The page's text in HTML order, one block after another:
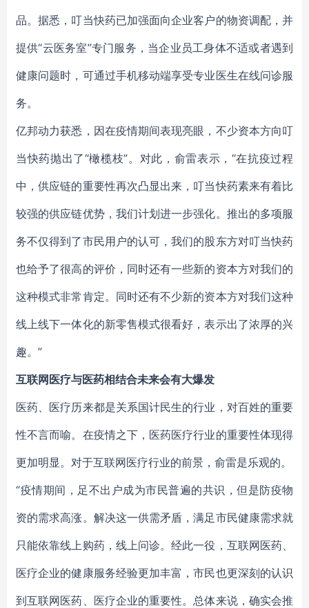
品。据悉，叮当快药已加强面向企业客户的物资调配，并
提供“云医务室”专门服务，当企业员工身体不适或者遇到
健康问题时，可通过手机移动端享受专业医生在线问诊服
务。
亿邦动力获悉，因在疫情期间表现亮眼，不少资本方向叮
当快药抛出了“橄榄枝”。对此，俞雷表示，“在抗疫过程
中，供应链的重要性再次凸显出来，叮当快药素来有着比
较强的供应链优势，我们计划进一步强化。推出的多项服
务不仅得到了市民用户的认可，我们的股东方对叮当快药
也给予了很高的评价，同时还有一些新的资本方对我们的
这种模式非常肯定。同时还有不少新的资本方对我们这种
线上线下一体化的新零售模式很看好，表示出了浓厚的兴
趣。”
互联网医疗与医药相结合未来会有大爆发
医药、医疗历来都是关系国计民生的行业，对百姓的重要
性不言而喻。在疫情之下，医药医疗行业的重要性体现得
更加明显。对于互联网医疗行业的前景，俞雷是乐观的。
“疫情期间，足不出户成为市民普遍的共识，但是防疫物
资的需求高涨。解决这一供需矛盾，满足市民健康需求就
只能依靠线上购药，线上问诊。经此一役，互联网医药、
医疗企业的健康服务经验更加丰富，市民也更深刻的认识
到互联网医药、医疗企业的重要性。总体来说，确实会推